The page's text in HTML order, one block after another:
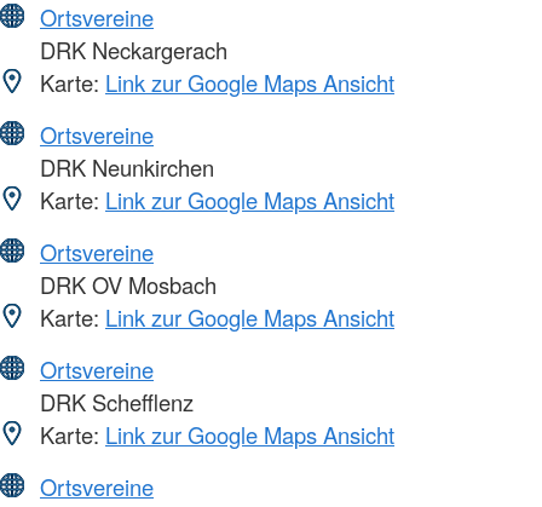
Ortsvereine
DRK Neckargerach
Karte: Link zur Google Maps Ansicht
Ortsvereine
DRK Neunkirchen
Karte: Link zur Google Maps Ansicht
Ortsvereine
DRK OV Mosbach
Karte: Link zur Google Maps Ansicht
Ortsvereine
DRK Schefflenz
Karte: Link zur Google Maps Ansicht
Ortsvereine